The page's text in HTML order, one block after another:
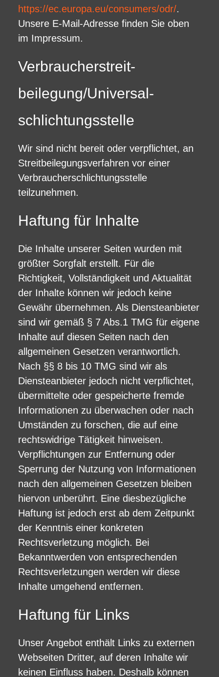
https://ec.europa.eu/consumers/odr/.
Unsere E-Mail-Adresse finden Sie oben
im Impressum.
Verbraucher­streit­
beilegung/Universal­
schlichtungs­stelle
Wir sind nicht bereit oder verpflichtet, an
Streitbeilegungsverfahren vor einer
Verbraucherschlichtungsstelle
teilzunehmen.
Haftung für Inhalte
Die Inhalte unserer Seiten wurden mit
größter Sorgfalt erstellt. Für die
Richtigkeit, Vollständigkeit und Aktualität
der Inhalte können wir jedoch keine
Gewähr übernehmen. Als Diensteanbieter
sind wir gemäß § 7 Abs.1 TMG für eigene
Inhalte auf diesen Seiten nach den
allgemeinen Gesetzen verantwortlich.
Nach §§ 8 bis 10 TMG sind wir als
Diensteanbieter jedoch nicht verpflichtet,
übermittelte oder gespeicherte fremde
Informationen zu überwachen oder nach
Umständen zu forschen, die auf eine
rechtswidrige Tätigkeit hinweisen.
Verpflichtungen zur Entfernung oder
Sperrung der Nutzung von Informationen
nach den allgemeinen Gesetzen bleiben
hiervon unberührt. Eine diesbezügliche
Haftung ist jedoch erst ab dem Zeitpunkt
der Kenntnis einer konkreten
Rechtsverletzung möglich. Bei
Bekanntwerden von entsprechenden
Rechtsverletzungen werden wir diese
Inhalte umgehend entfernen.
Haftung für Links
Unser Angebot enthält Links zu externen
Webseiten Dritter, auf deren Inhalte wir
keinen Einfluss haben. Deshalb können